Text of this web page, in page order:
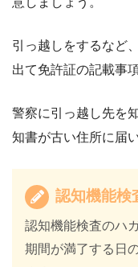
引っ越しをするなど
出て免許証の記載事
警察に引っ越し先を
知書が古い住所に届
認知機能検
認知機能検査のハ
期間が満了する日